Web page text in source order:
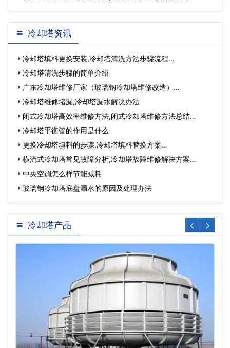
冷却塔资讯
冷却塔填料更换安装,冷却塔清洗方法步骤流程…
冷却塔清洗步骤的简单介绍
广东冷却塔维修厂家（玻璃钢冷却塔维修改造）…
冷却塔维修堵漏,冷却塔漏水解决办法
闭式冷却塔高效率维修方法,闭式冷却塔维修方法总结…
冷却塔平衡管的作用是什么
更换冷却塔填料的步骤,冷却塔填料替换方案…
横流式冷却塔常见故障分析,冷却塔故障维修解决方案…
中央空调怎么样节能减耗
玻璃钢冷却塔底盘漏水的原因及处理办法
冷却塔产品